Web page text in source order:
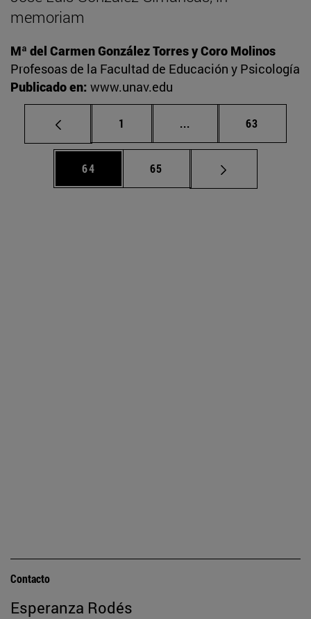
memoriam
Mª del Carmen González Torres y Coro Molinos
Profesoas de la Facultad de Educación y Psicología
Publicado en: www.unav.edu
Página
1 ... Páginas intermedias
Página
63
Página
64 Página
65
Contacto
Esperanza Rodés